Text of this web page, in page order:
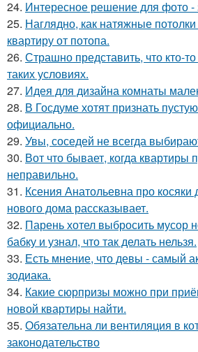
24. Интересное решение для фото -
25. Наглядно, как натяжные
квартиру от потопа.
26. Страшно представить, что кто-
таких условиях.
27. Идея для дизайна комнаты
28. В Госдуме хотят признать
официально.
29. Увы, соседей не всегда
30. Вот что бывает, когда квартиры
неправильно.
31. Ксения Анатольевна про косяки
нового дома рассказывает.
32. Парень хотел выбросить мусор
бабку и узнал, что так делать нельзя.
33. Есть мнение, что девы - самый
зодиака.
34. Какие сюрпризы можно при
новой квартиры найти.
35. Обязательна ли вентиляция в
законодательство